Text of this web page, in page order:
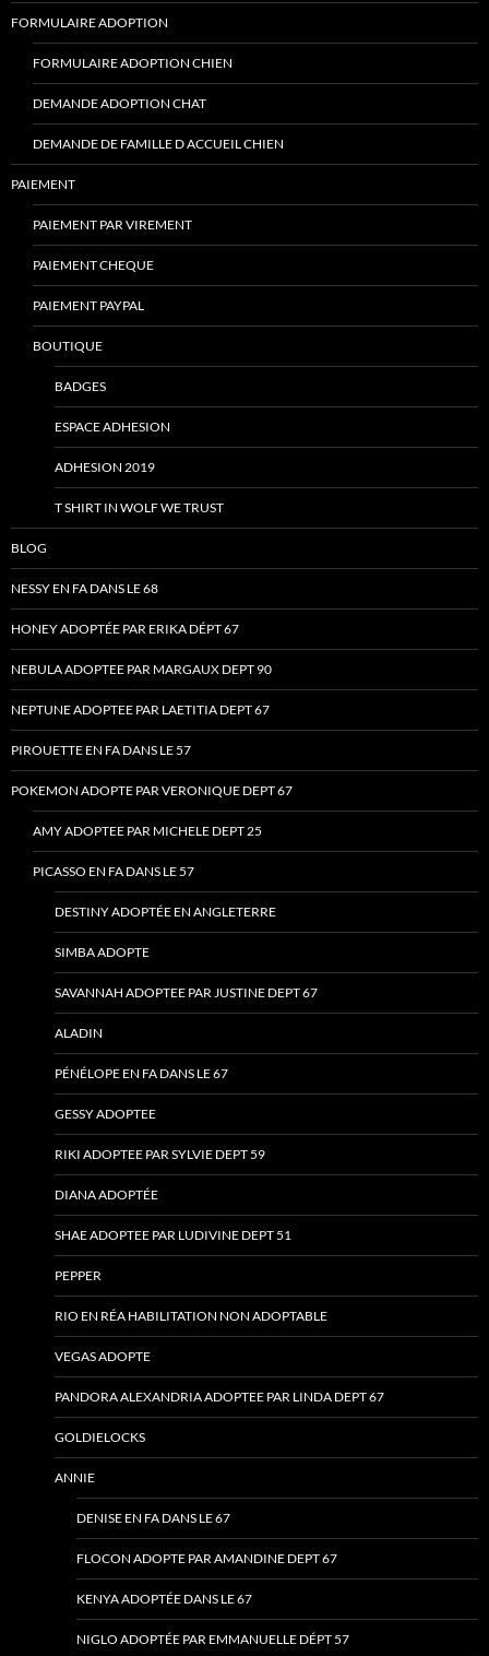
FORMULAIRE ADOPTION
FORMULAIRE ADOPTION CHIEN
DEMANDE ADOPTION CHAT
DEMANDE DE FAMILLE D ACCUEIL CHIEN
PAIEMENT
PAIEMENT PAR VIREMENT
PAIEMENT CHEQUE
PAIEMENT PAYPAL
BOUTIQUE
BADGES
ESPACE ADHESION
ADHESION 2019
T SHIRT IN WOLF WE TRUST
BLOG
NESSY EN FA DANS LE 68
HONEY ADOPTÉE PAR ERIKA DÉPT 67
NEBULA ADOPTEE PAR MARGAUX DEPT 90
NEPTUNE ADOPTEE PAR LAETITIA DEPT 67
PIROUETTE EN FA DANS LE 57
POKEMON ADOPTE PAR VERONIQUE DEPT 67
AMY ADOPTEE PAR MICHELE DEPT 25
PICASSO EN FA DANS LE 57
DESTINY ADOPTÉE EN ANGLETERRE
SIMBA ADOPTE
SAVANNAH ADOPTEE PAR JUSTINE DEPT 67
ALADIN
PÉNÉLOPE EN FA DANS LE 67
GESSY ADOPTEE
RIKI ADOPTEE PAR SYLVIE DEPT 59
DIANA ADOPTÉE
SHAE ADOPTEE PAR LUDIVINE DEPT 51
PEPPER
RIO EN RÉA HABILITATION NON ADOPTABLE
VEGAS ADOPTE
PANDORA ALEXANDRIA ADOPTEE PAR LINDA DEPT 67
GOLDIELOCKS
ANNIE
DENISE EN FA DANS LE 67
FLOCON ADOPTE PAR AMANDINE DEPT 67
KENYA ADOPTÉE DANS LE 67
NIGLO ADOPTÉE PAR EMMANUELLE DÉPT 57